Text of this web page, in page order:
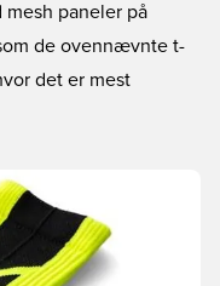
mesh paneler på
de ovennævnte t-
det er mest